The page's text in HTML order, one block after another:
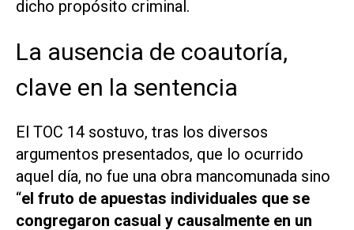
dicho propósito criminal.
La ausencia de coautoría,
clave en la sentencia
El TOC 14 sostuvo, tras los diversos
argumentos presentados, que lo ocurrido
aquel día, no fue una obra mancomunada sino
“el fruto de apuestas individuales que se
congregaron casual y causalmente en un